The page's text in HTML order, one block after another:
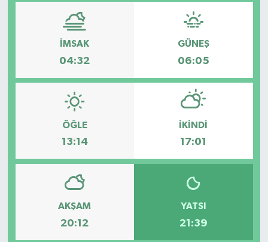
İMSAK
04:32
GÜNEŞ
06:05
ÖĞLE
13:14
İKINDI
17:01
AKŞAM
20:12
YATSI
21:39